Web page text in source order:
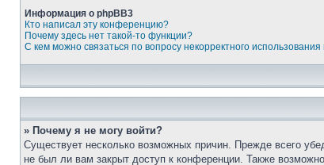
Информация о phpBB3
Кто написал эту конференцию?
Почему здесь нет такой-то функции?
С кем можно связаться по вопросу некорректного
» Почему я не могу войти?
Существует несколько возможных причин. Прежде всего
не был ли вам закрыт доступ к конференции. Также